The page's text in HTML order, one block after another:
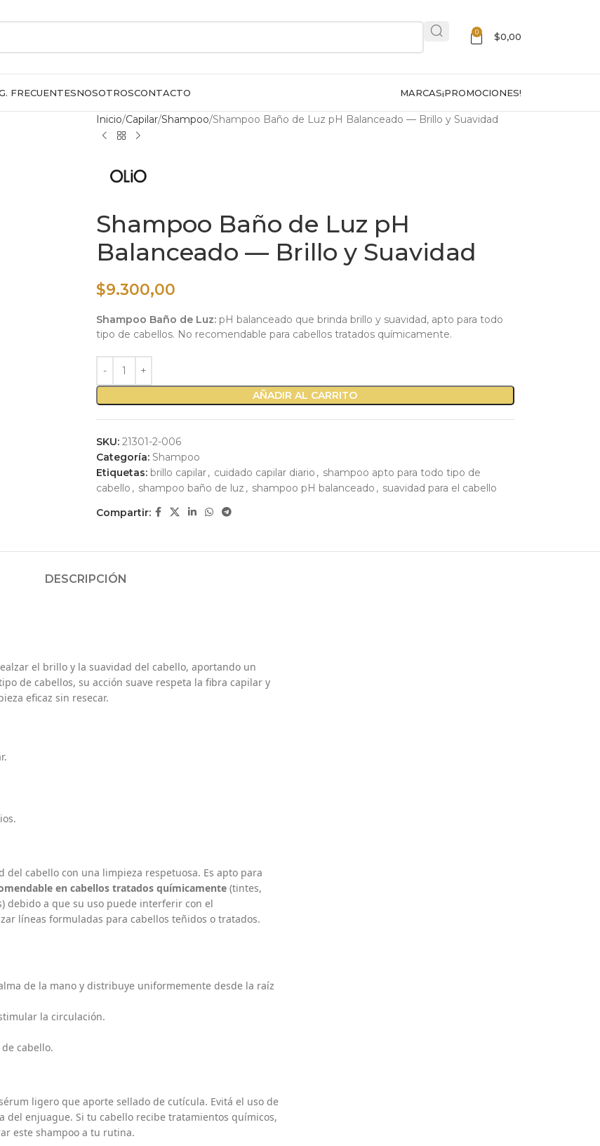
0 $0,00
FRECUENTESNOSOTROSCONTACTO MARCAS¡PROMOCIONES!
Inicio Capilar Shampoo Shampoo Baño de Luz pH Balanceado — Brillo y Suavidad
Shampoo Baño de Luz pH
Balanceado — Brillo y Suavidad
$9.300,00
Shampoo Baño de Luz:pH balanceado que brinda brillo y suavidad, apto para todo
tipo de cabellos. No recomendable para cabellos tratados químicamente.
AÑADIR AL CARRITO
SKU: 21301-2-006
Categoría: Shampoo
Etiquetas: brillo capilar, cuidado capilar diario , shampoo apto para todo tipo de
cabello , shampoo baño de luz , shampoo pH balanceado , suavidad para el cabello
Compartir:
DESCRIPCIÓN
el brillo y la suavidad del cabello, aportando un
de cabellos, su acción suave respeta la fibra capilar y
eficaz sin resecar.
cabello con una limpieza respetuosa. Es apto para
en cabellos tratados químicamente (tintes,
debido a que su uso puede interferir con el
líneas formuladas para cabellos teñidos o tratados.
de la mano y distribuye uniformemente desde la raíz
la circulación.
cabello.
ligero que aporte sellado de cutícula. Evitá el uso de
del enjuague. Si tu cabello recibe tratamientos químicos,
este shampoo a tu rutina.